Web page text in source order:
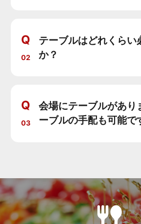
Q
02
テーブルはどれくらい
か？
Q
03
会場にテーブルがあり
ーブルの手配も可能で